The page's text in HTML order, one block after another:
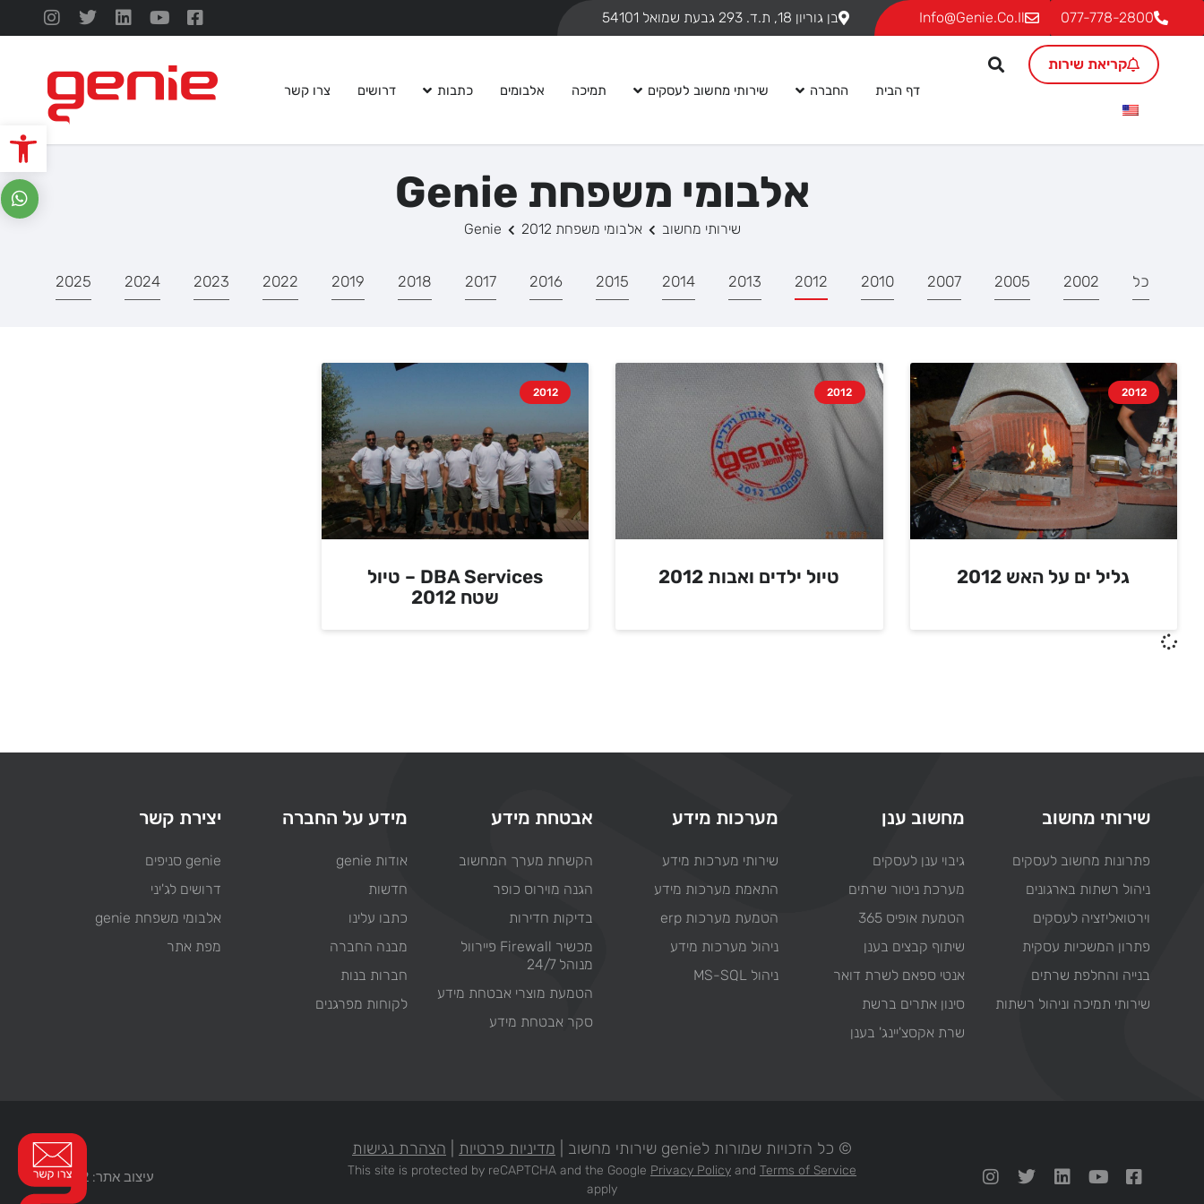
פתח
077-778-2800
Info@genie.co.il בן גוריון 18, ת.ד. 293 גבעת שמואל 54101
קריאת שירות
דף הבית החברה שירותי מחשוב לעסקים תמיכה אלבומים כתבות דרושים צרו קשר
אלבומי משפחת Genie
שירותי מחשוב אלבומי משפחת Genie 2012
כל 2002
2005
2007
2010
2012
2013
2014
2015
2016
2017
2018
2019
2022
2023
2024
2025
2012
גליל ים על האש 2012
2012
טיול ילדים ואבות 2012
2012
DBA Services – טיול
שטח 2012
שירותי מחשוב
פתרונות מחשוב לעסקים
ניהול רשתות בארגונים
וירטואליזציה לעסקים
פתרון המשכיות עסקית
בנייה והחלפת שרתים
שירותי תמיכה וניהול רשתות
מחשוב ענן
גיבוי ענן לעסקים
מערכת ניטור שרתים
הטמעת אופיס 365
שיתוף קבצים בענן
אנטי ספאם לשרת דואר
סינון אתרים ברשת
שרת אקסצ'יינג' בענן
מערכות מידע
שירותי מערכות מידע
התאמת מערכות מידע
הטמעת מערכות erp
ניהול מערכות מידע
ניהול MS-SQL
אבטחת מידע
הקשחת מערך המחשוב
הגנה מוירוס כופר
בדיקות חדירות
מכשיר Firewall פיירוול
מנוהל 24/7
הטמעת מוצרי אבטחת מידע
סקר אבטחת מידע
מידע על החברה
אודות genie
חדשות
כתבו עלינו
מבנה החברה
חברות בנות
לקוחות מפרגנים
יצירת קשר
genie סניפים
דרושים לג'יני
אלבומי משפחת genie
מפת אתר
© כל הזכויות שמורות לgenie שירותי מחשוב | מדיניות פרטיות הצהרת נגישות
This site is protected by reCAPTCHA and the Google Privacy Policy and Terms of Service
apply
עיצוב אתר: WEB2